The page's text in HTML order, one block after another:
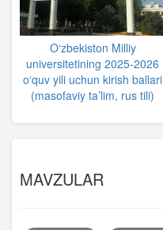
O‘zbekiston Milliy
universitetining 2025-2026
o‘quv yili uchun kirish ballari
(masofaviy ta’lim, rus tili)
MAVZULAR